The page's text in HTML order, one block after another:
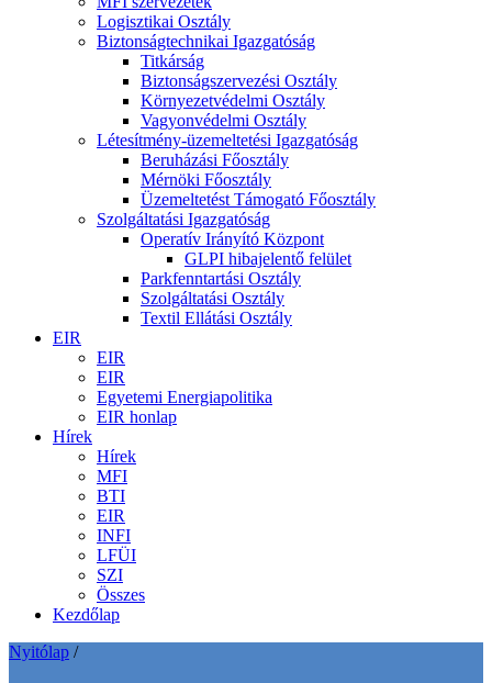
Logisztikai Osztály
Biztonságtechnikai Igazgatóság
Titkárság
Biztonságszervezési Osztály
Környezetvédelmi Osztály
Vagyonvédelmi Osztály
Létesítmény-üzemeltetési Igazgatóság
Beruházási Főosztály
Mérnöki Főosztály
Üzemeltetést Támogató Főosztály
Szolgáltatási Igazgatóság
Operatív Irányító Központ
GLPI hibajelentő felület
Parkfenntartási Osztály
Szolgáltatási Osztály
Textil Ellátási Osztály
EIR
EIR
EIR
Egyetemi Energiapolitika
EIR honlap
Hírek
Hírek
MFI
BTI
EIR
INFI
LFÜI
SZI
Összes
Kezdőlap
Nyitólap /